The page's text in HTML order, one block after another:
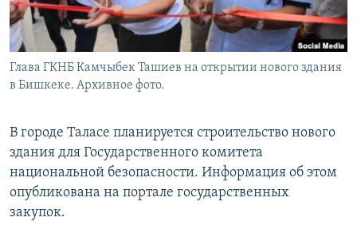
Глава ГКНБ Камчыбек Ташиев на открытии нового здания
в Бишкеке. Архивное фото.
В городе Таласе планируется строительство нового
здания для Государственного комитета
национальной безопасности. Информация об этом
опубликована на портале государственных
закупок.